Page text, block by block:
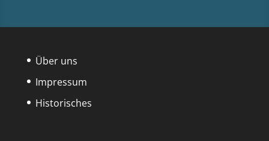
Über uns
Impressum
Historisches